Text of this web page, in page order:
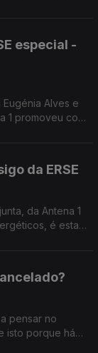
especial -
Alves e
1 promoveu com
da ERSE
da Antena 1
é esta.
pensar no
isto porque há